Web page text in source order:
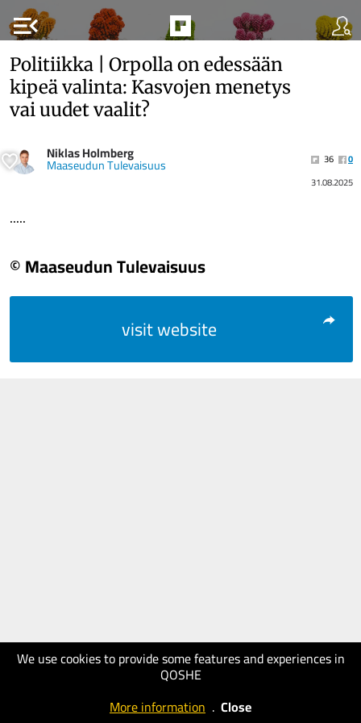
menu_open
We use cookies to provide some features and experiences in
QOSHE
More information . Close
Politiikka | Orpolla on edessään
kipeä valinta: Kasvojen menetys
vai uudet vaalit?
Niklas Holmberg
Maaseudun Tulevaisuus 36
0
31.08.2025
.....
© Maaseudun Tulevaisuus
visit website